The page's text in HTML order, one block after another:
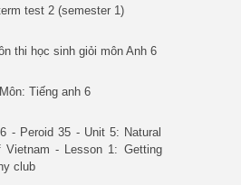
test 2 (semester 1)
thi học sinh giỏi môn Anh 6
Tiếng anh 6
- Peroid 35 - Unit 5: Natural
Vietnam - Lesson 1: Getting
club